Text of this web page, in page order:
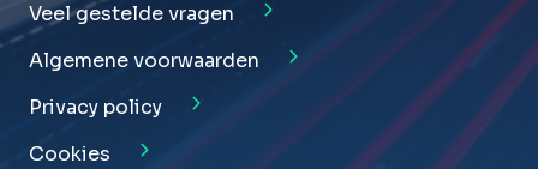
Veel gestelde vragen
Algemene voorwaarden
Privacy policy
Cookies